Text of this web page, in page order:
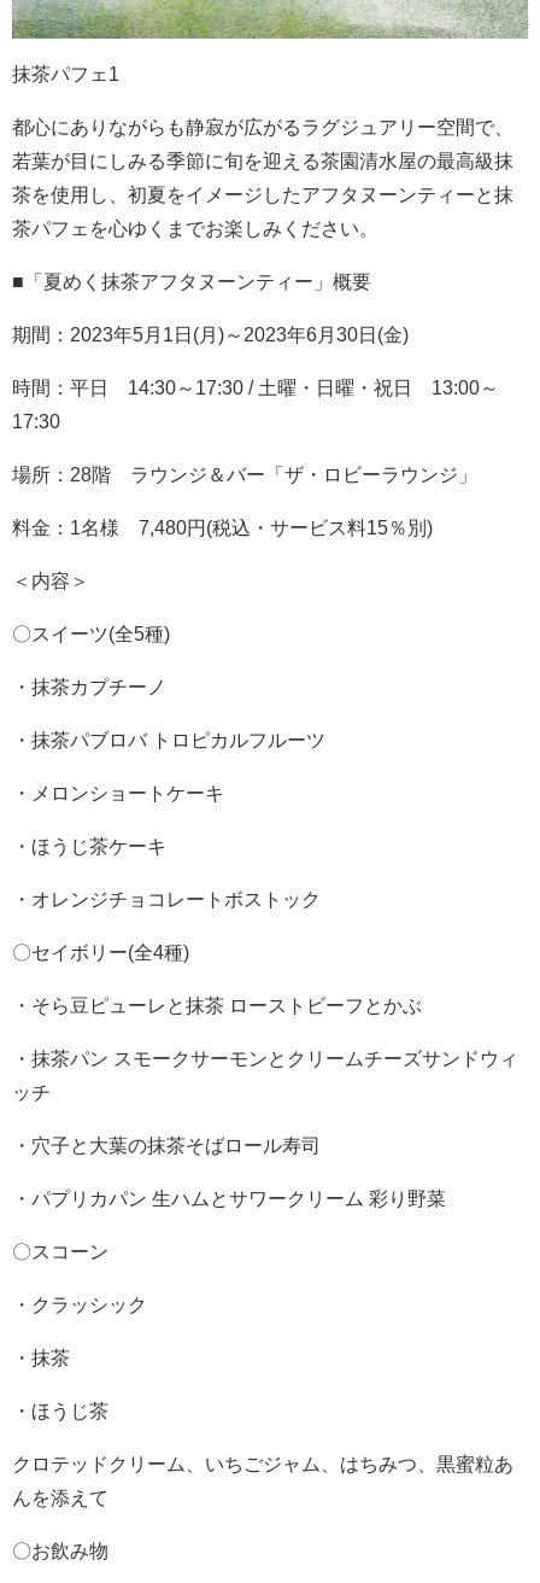
抹茶パフェ1
都心にありながらも静寂が広がるラグジュアリー空間で、
若葉が目にしみる季節に旬を迎える茶園清水屋の最高級抹
茶を使用し、初夏をイメージしたアフタヌーンティーと抹
茶パフェを心ゆくまでお楽しみください。
■「夏めく抹茶アフタヌーンティー」概要
期間：2023年5月1日(月)～2023年6月30日(金)
時間：平日 14:30～17:30 / 土曜・日曜・祝日 13:00～
17:30
場所：28階 ラウンジ＆バー「ザ・ロビーラウンジ」
料金：1名様 7,480円(税込・サービス料15％別)
＜内容＞
〇スイーツ(全5種)
・抹茶カプチーノ
・抹茶パブロバ トロピカルフルーツ
・メロンショートケーキ
・ほうじ茶ケーキ
・オレンジチョコレートボストック
〇セイボリー(全4種)
・そら豆ピューレと抹茶 ローストビーフとかぶ
・抹茶パン スモークサーモンとクリームチーズサンドウィ
ッチ
・穴子と大葉の抹茶そばロール寿司
・パプリカパン 生ハムとサワークリーム 彩り野菜
〇スコーン
・クラッシック
・抹茶
・ほうじ茶
クロテッドクリーム、いちごジャム、はちみつ、黒蜜粒あ
んを添えて
〇お飲み物